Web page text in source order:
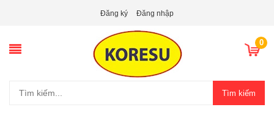
Đăng ký Đăng nhập
0
Tìm kiếm